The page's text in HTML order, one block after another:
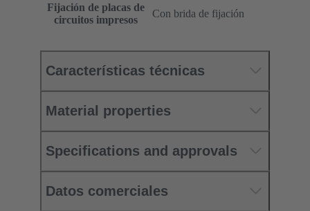
Fijación de placas de
circuitos impresos
Con brida de fijación
Características técnicas
Material properties
Specifications and approvals
Datos comerciales